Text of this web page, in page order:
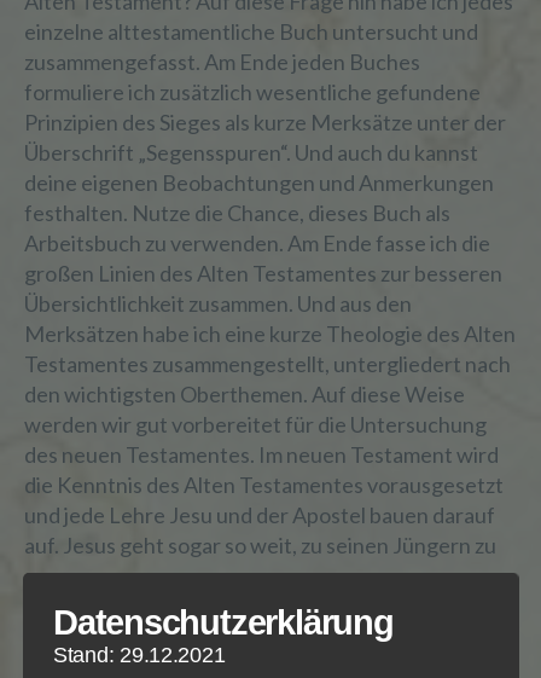
einzelne alttestamentliche Buch untersucht und
zusammengefasst. Am Ende jeden Buches
formuliere ich zusätzlich wesentliche gefundene
Prinzipien des Sieges als kurze Merksätze unter der
Überschrift „Segensspuren“. Und auch du kannst
deine eigenen Beobachtungen und Anmerkungen
festhalten. Nutze die Chance, dieses Buch als
Arbeitsbuch zu verwenden. Am Ende fasse ich die
großen Linien des Alten Testamentes zur besseren
Übersichtlichkeit zusammen. Und aus den
Merksätzen habe ich eine kurze Theologie des Alten
Testamentes zusammengestellt, untergliedert nach
den wichtigsten Oberthemen. Auf diese Weise
werden wir gut vorbereitet für die Untersuchung
des neuen Testamentes. Im neuen Testament wird
die Kenntnis des Alten Testamentes vorausgesetzt
und jede Lehre Jesu und der Apostel bauen darauf
auf. Jesus geht sogar so weit, zu seinen Jüngern zu
sagen:
Lukas 25,24-27 N
Da sagte Jesus zu ihnen: „Was seid ihr doch schwer
Datenschutzerklärung
Stand: 29.12.2021